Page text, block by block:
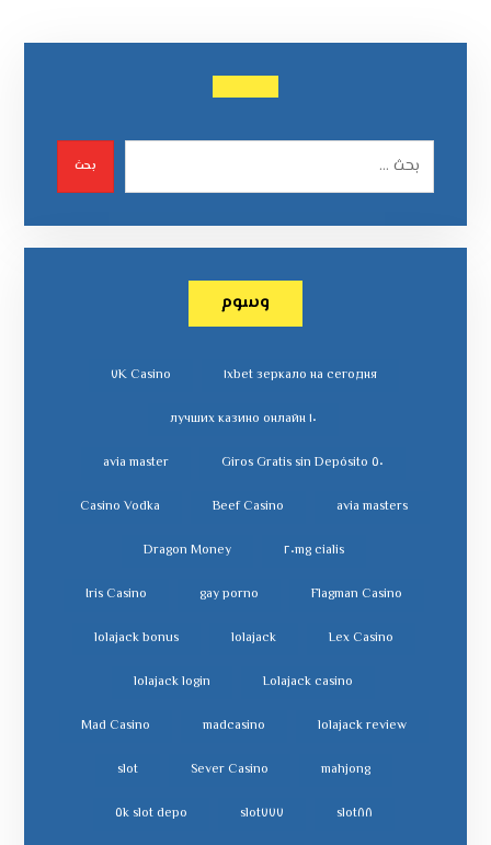
بحث
وسوم
١xbet зеркало на сегодня ٧K Casino
١٠ лучших казино онлайн
٥٠ Giros Gratis sin Depósito avia master
avia masters
Beef Casino
Casino Vodka
cialis ٢٠mg Dragon Money
Flagman Casino
gay porno
Iris Casino
Lex Casino
lolajack
lolajack bonus
Lolajack casino
lolajack login
lolajack review
madcasino
Mad Casino
mahjong
Sever Casino
slot
slot٨٨ slot٧٧٧ slot depo ٥k